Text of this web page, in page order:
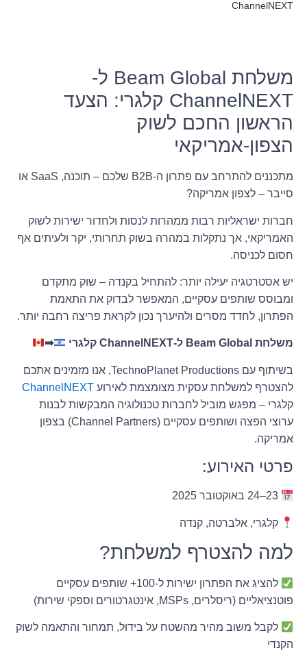
ChannelNEXT
משלחת Beam Global ל-
ChannelNEXT קלגרי: הצעד
הראשון החכם לשוק
הצפון-אמריקאי
מתכננים להתרחב עם פתרון ה-B2B שלכם – תוכנה, SaaS או
סייבר – לצפון אמריקה?
חברות ישראליות רבות ממהרות לנסות ולחדור ישירות לשוק
האמריקאי, אך נתקלות במהרה בשוק תחרותי, יקר ולעיתים אף
חסום לכניסה.
יש אסטרטגיה יעילה יותר: להתחיל בקנדה – שוק מתקדם
ומבוסס שותפים עסקיים, המאפשר לבדוק את התאמת
הפתרון, לחדד מסרים ולהיערך נכון לקראת פריצה רחבה יותר.
משלחת Beam Global ל-ChannelNEXT קלגרי ➡
בשיתוף עם TechnoPlanet Productions, אנו מזמינים אתכם
להצטרף למשלחת עסקית מצומצמת לאירוע ChannelNEXT
קלגרי – מפגש מוביל לחברות טכנולוגיה המבקשות לבנות
ערוצי הפצה ושותפים עסקיים (Channel Partners) בצפון
אמריקה.
פרטי האירוע:
23–24 באוקטובר 2025
קלגרי, אלברטה, קנדה
למה להצטרף למשלחת?
להציג את הפתרון ישירות ל-100+ שותפים עסקיים
פוטנציאליים (ריסלרים, MSPs, אינטגרטורים וספקי שירות)
לקבל משוב מהיר מהשטח על בידול, תמחור והתאמה לשוק
הקנדי